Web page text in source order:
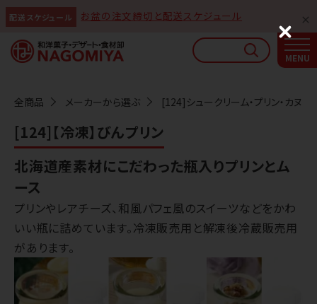
配送スケジュール お盆の注文締切と配送スケジュール
全商品 メーカーから選ぶ [124]シュークリーム・プリン・カヌレ
[124]【冷凍】びんプリン
北海道産素材にこだわった瓶入りプリンとム
ース
プリンやレアチーズ、和風パフェ風のスイーツなどをかわ
いい瓶に詰めています。冷凍販売用と解凍後冷蔵販売用
があります。
なごみやAIガイド
AIがなごみやの使い方をお答えします
C
l
o